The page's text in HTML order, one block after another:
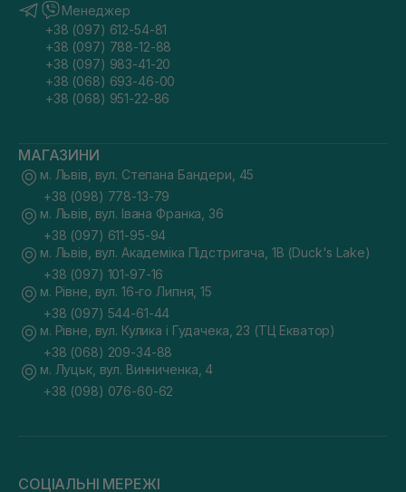
Менеджер
+38 (097) 612-54-81
+38 (097) 788-12-88
+38 (097) 983-41-20
+38 (068) 693-46-00
+38 (068) 951-22-86
МАГАЗИНИ
м. Львів, вул. Степана Бандери, 45
+38 (098) 778-13-79
м. Львів, вул. Івана Франка, 36
+38 (097) 611-95-94
м. Львів, вул. Академіка Підстригача, 1В (Duck's Lake)
+38 (097) 101-97-16
м. Рівне, вул. 16-го Липня, 15
+38 (097) 544-61-44
м. Рівне, вул. Кулика і Гудачека, 23 (ТЦ Екватор)
+38 (068) 209-34-88
м. Луцьк, вул. Винниченка, 4
+38 (098) 076-60-62
СОЦІАЛЬНІ МЕРЕЖІ